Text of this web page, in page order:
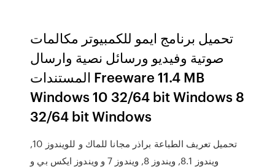
تحميل برنامج ايمو للكمبيوتر مكالمات
صوتية وفيديو ورسائل نصية وارسال
المستندات Freeware 11.4 MB
Windows 10 32/64 bit Windows 8
32/64 bit Windows
تحميل تعريف الطباعة براذر مجانا للماك و للويندوز 10,
ويندوز 8.1, ويندوز 8, ويندوز 7 و ويندوز ايكس بي و